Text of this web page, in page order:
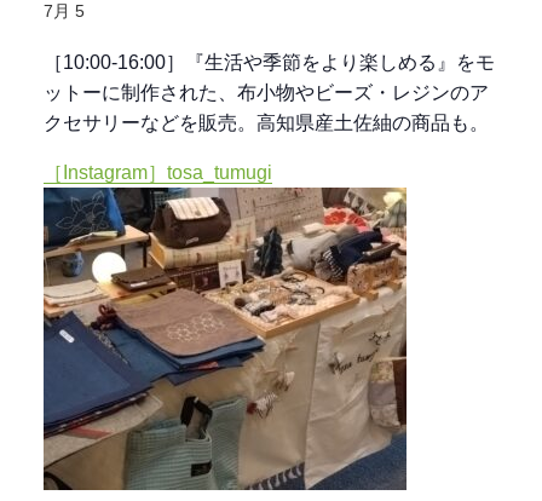
7月 5
［10:00-16:00］『生活や季節をより楽しめる』をモ
ットーに制作された、布小物やビーズ・レジンのア
クセサリーなどを販売。高知県産土佐紬の商品も。
［Instagram］tosa_tumugi